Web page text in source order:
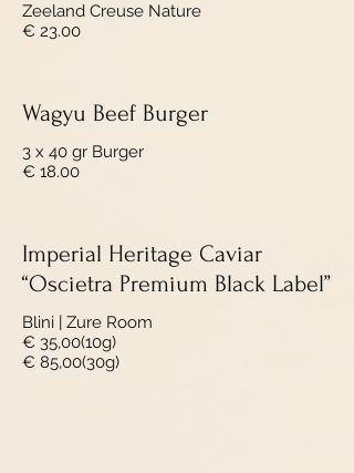
Zeeland Creuse Nature
€ 23.00
Wagyu Beef Burger
3 x 40 gr Burger
€ 18.00
Imperial Heritage Caviar
“Oscietra Premium Black Label”
Blini | Zure Room
€ 35,00(10g)
€ 85,00(30g)